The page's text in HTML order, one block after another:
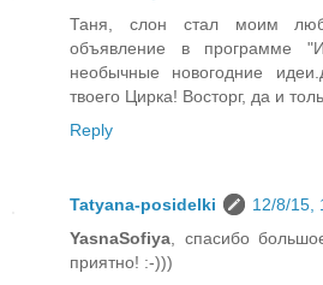
Таня, слон стал моим
объявление в программе
необычные новогодние
твоего Цирка! Восторг, да и
Reply
Tatyana-posidelki
12/8/15,
YasnaSofiya, спасибо
приятно! :-)))